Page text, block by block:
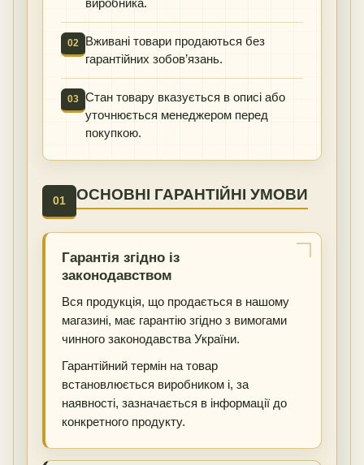
виробника.
02
Вживані товари продаються без
гарантійних зобов’язань.
03 Стан товару вказується в описі або
уточнюється менеджером перед
покупкою.
01 ОСНОВНІ ГАРАНТІЙНІ УМОВИ
Гарантія згідно із
законодавством
Вся продукція, що продається в нашому
магазині, має гарантію згідно з вимогами
чинного законодавства України.
Гарантійний термін на товар
встановлюється виробником і, за
наявності, зазначається в інформації до
конкретного продукту.